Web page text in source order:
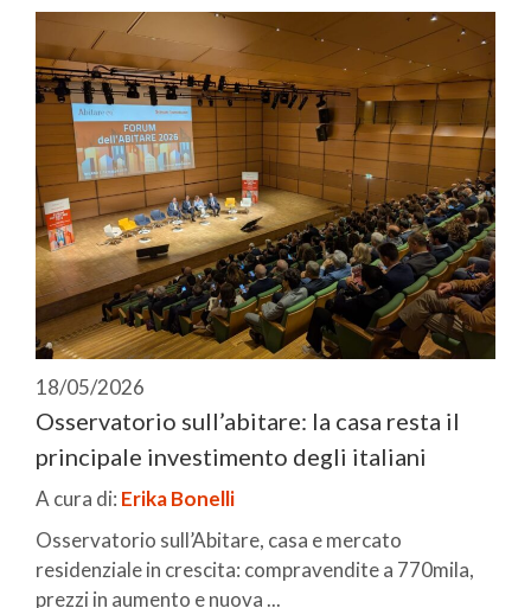
18/05/2026
Osservatorio sull’abitare: la casa resta il
principale investimento degli italiani
A cura di: Erika Bonelli
Osservatorio sull’Abitare, casa e mercato
residenziale in crescita: compravendite a 770mila,
prezzi in aumento e nuova ...